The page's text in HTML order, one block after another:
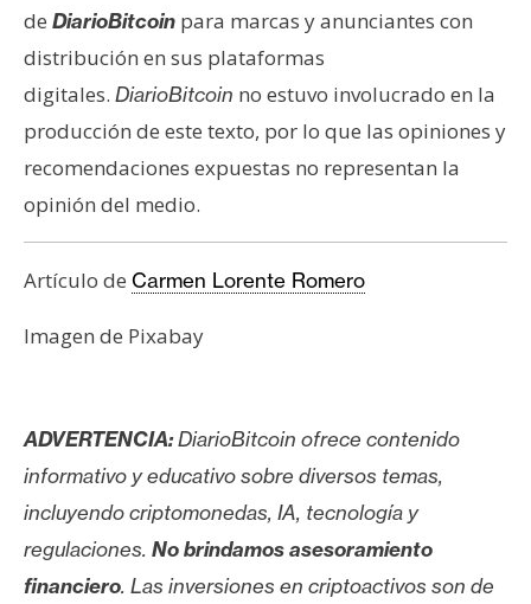
de DiarioBitcoin para marcas y anunciantes con
distribución en sus plataformas
digitales. DiarioBitcoin no estuvo involucrado en la
producción de este texto, por lo que las opiniones y
recomendaciones expuestas no representan la
opinión del medio.
Artículo de Carmen Lorente Romero
Imagen de Pixabay
ADVERTENCIA:DiarioBitcoin ofrece contenido
informativo y educativo sobre diversos temas,
incluyendo criptomonedas, IA, tecnología y
regulaciones. No brindamos asesoramiento
financiero. Las inversiones en criptoactivos son de